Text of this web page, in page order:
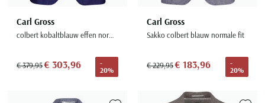
Carl Gross
colbert kobaltblauw effen normale fit
€ 379,95€ 303,96
-
20%
Carl Gross
Sakko colbert blauw normale fit
€ 229,95€ 183,96
-
20%